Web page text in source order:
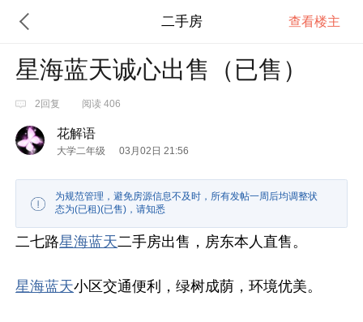
二手房 查看楼主
星海蓝天诚心出售（已售）
2回复 阅读 406
花解语
大学二年级 03月02日 21:56
为规范管理，避免房源信息不及时，所有发帖一周后均调整状
态为(已租)(已售)，请知悉
二七路星海蓝天二手房出售，房东本人直售。
星海蓝天小区交通便利，绿树成荫，环境优美。